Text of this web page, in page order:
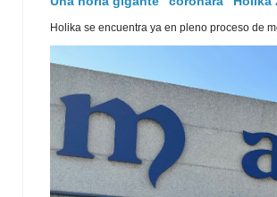
Holika se encuentra ya en pleno proceso de